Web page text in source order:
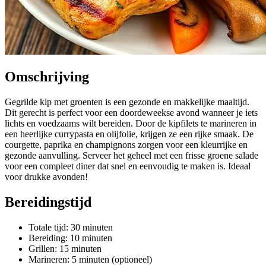
Omschrijving
Gegrilde kip met groenten is een gezonde en makkelijke maaltijd.
Dit gerecht is perfect voor een doordeweekse avond wanneer je iets
lichts en voedzaams wilt bereiden. Door de kipfilets te marineren in
een heerlijke currypasta en olijfolie, krijgen ze een rijke smaak. De
courgette, paprika en champignons zorgen voor een kleurrijke en
gezonde aanvulling. Serveer het geheel met een frisse groene salade
voor een compleet diner dat snel en eenvoudig te maken is. Ideaal
voor drukke avonden!
Bereidingstijd
Totale tijd: 30 minuten
Bereiding: 10 minuten
Grillen: 15 minuten
Marineren: 5 minuten (optioneel)